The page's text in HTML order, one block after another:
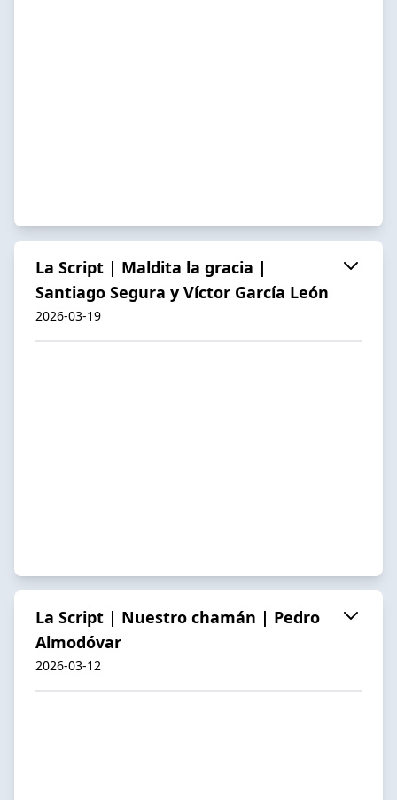
La Script | Maldita la gracia |
Santiago Segura y Víctor García León
2026-03-19
La Script | Nuestro chamán | Pedro
Almodóvar
2026-03-12